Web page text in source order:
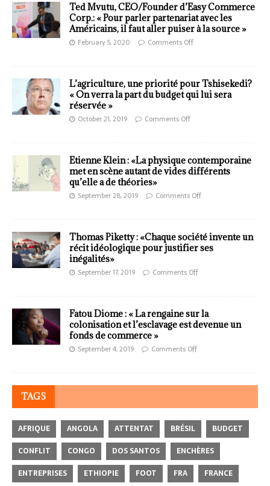
Ted Mvutu, CEO/Founder d’Easy Commerce
Corp.: « Pour parler partenariat avec les
Américains, il faut aller puiser à la source »
February 5, 2020 Comments Off
L’agriculture, une priorité pour Tshisekedi?
« On verra la part du budget qui lui sera
réservée »
October 21, 2019 Comments Off
Etienne Klein : «La physique contemporaine
met en scène autant de vides différents
qu’elle a de théories»
September 28, 2019 Comments Off
Thomas Piketty : «Chaque société invente un
récit idéologique pour justifier ses
inégalités»
September 17, 2019 Comments Off
Fatou Diome : « La rengaine sur la
colonisation et l’esclavage est devenue un
fonds de commerce »
September 4, 2019 Comments Off
TAGS
AFRIQUE ANGOLA ATTENTAT BRÉSIL
BUDGET
CONFLIT
CONGO DOS SANTOS
ENCHÈRES
ENTREPRISES
ETHIOPIE FOOT FRA
FRANCE